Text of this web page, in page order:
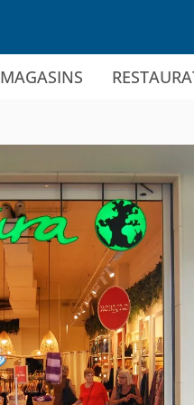
MAGASINS